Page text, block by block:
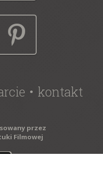
kontakt
przez